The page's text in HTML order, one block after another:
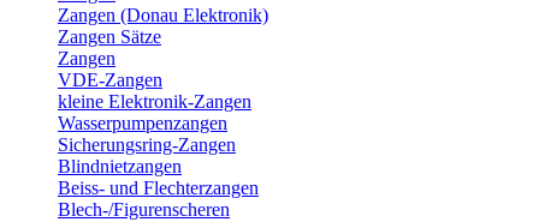
Zangen (Donau Elektronik)
Zangen Sätze
Zangen
VDE-Zangen
kleine Elektronik-Zangen
Wasserpumpenzangen
Sicherungsring-Zangen
Blindnietzangen
Beiss- und Flechterzangen
Blech-/Figurenscheren